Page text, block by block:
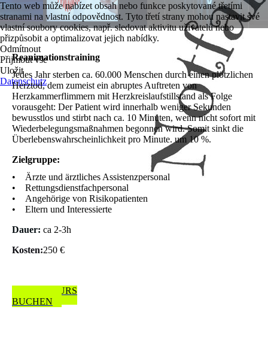
Reanima­tions­training
Jedes Jahr sterben ca. 60.000 Menschen durch einen plötzlichen
Herztod, dem zumeist ein abruptes Auftreten von
Herzkammerflimmern mit Herzkreislaufstillstand als Folge
vorausgeht: Der Patient wird innerhalb weniger Sekunden
bewusstlos und stirbt nach ca. 10 Minuten, wenn nicht sofort mit
Wieder­belegungs­maßnahmen begonnen wird. Somit sinkt die
Überlebenswahrscheinlichkeit pro Minute. um 10 %.
Zielgruppe:
• Ärzte und ärztliches Assistenzpersonal
• Rettungsdienstfachpersonal
• Angehörige von Risikopatienten
• Eltern und Interessierte
Dauer: ca 2-3h
Kosten:250 €
JETZT KURS
BUCHEN
Tento web může nabízet obsah nebo funkce poskytované třetími
stranami na vlastní odpovědnost. Tyto třetí strany mohou nastavit své
vlastní soubory cookies, např. sledovat aktivitu uživatelů nebo
přizpůsobit a optimalizovat jejich nabídky.
Odmítnout
Přijmout vše
Uložit
Datenschutz